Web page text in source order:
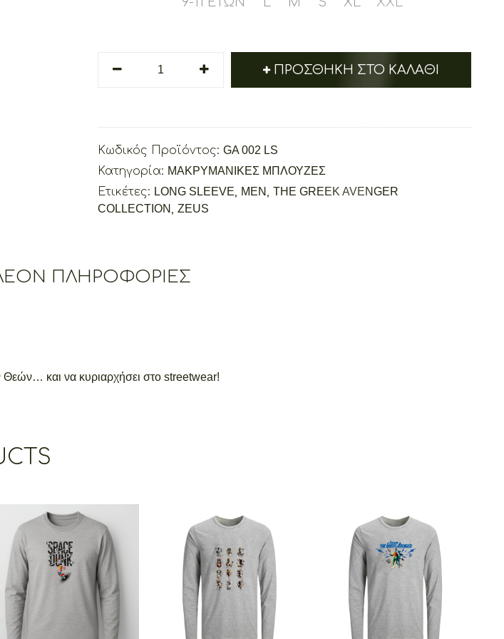
ΠΡΟΣΘΉΚΗ ΣΤΟ ΚΑΛΆΘΙ
Κωδικός Προϊόντος:GA 002 LS
Κατηγορία: ΜΑΚΡΥΜΑΝΙΚΕΣ ΜΠΛΟΥΖΕΣ
Ετικέτες: LONG SLEEVE, MEN ,THE GREEK AVENGER
COLLECTION ,ZEUS
ΠΛΗΡΟΦΟΡΊΕΣ
Θεών… και να κυριαρχήσει στο streetwear!
Space Dunk Urban
25.00
12 GODS URBAN
€25.00
Poseidon The Greek
Avenger
19.00
€ 25.00
range: